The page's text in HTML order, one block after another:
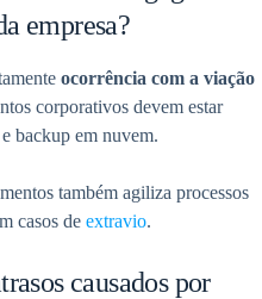
empresa?
ocorrência com a viação
corporativos devem estar
backup em nuvem.
também agiliza processos
casos de extravio.
causados por